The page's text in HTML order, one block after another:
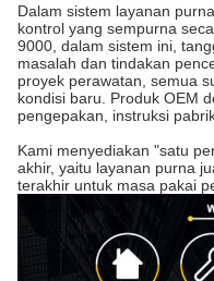
Dalam sistem layanan
kontrol yang sempurna
9000, dalam sistem ini,
masalah dan tindakan
proyek perawatan, semua
kondisi baru. Produk OEM
pengepakan, instruksi
Kami menyediakan "satu
akhir, yaitu layanan purna
terakhir untuk masa pakai